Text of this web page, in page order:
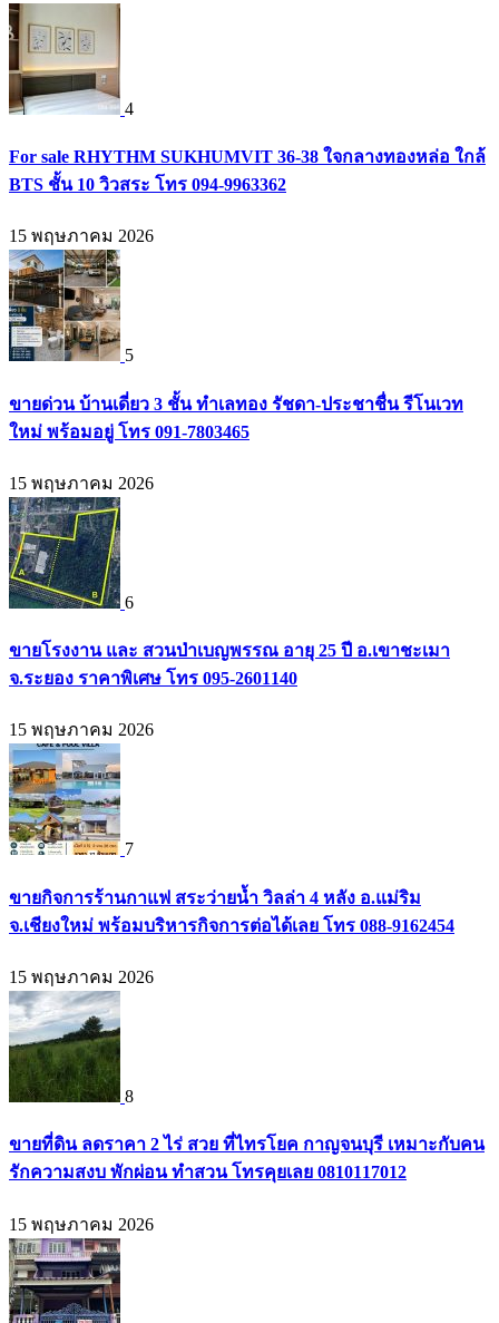
4
For sale RHYTHM SUKHUMVIT 36-38 ใจกลางทองหล่อ ใกล้
BTS ชั้น 10 วิวสระ โทร 094-9963362
15 พฤษภาคม 2026
5
ขายด่วน บ้านเดี่ยว 3 ชั้น ทำเลทอง รัชดา-ประชาชื่น รีโนเวท
ใหม่ พร้อมอยู่ โทร 091-7803465
15 พฤษภาคม 2026
6
ขายโรงงาน และ สวนป่าเบญพรรณ อายุ 25 ปี อ.เขาชะเมา
จ.ระยอง ราคาพิเศษ โทร 095-2601140
15 พฤษภาคม 2026
7
ขายกิจการร้านกาแฟ สระว่ายน้ำ วิลล่า 4 หลัง อ.แม่ริม
จ.เชียงใหม่ พร้อมบริหารกิจการต่อได้เลย โทร 088-9162454
15 พฤษภาคม 2026
8
ขายที่ดิน ลดราคา 2 ไร่ สวย ที่ไทรโยค กาญจนบุรี เหมาะกับคน
รักความสงบ พักผ่อน ทำสวน โทรคุยเลย 0810117012
15 พฤษภาคม 2026